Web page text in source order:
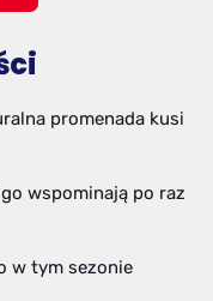
promenada kusi
wspominają po raz
w tym sezonie